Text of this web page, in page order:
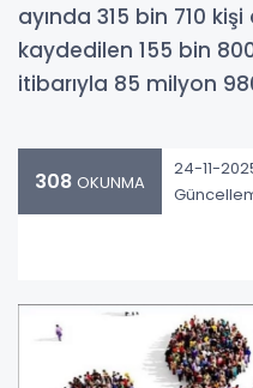
ayında 315 bin 710
kaydedilen 155 bin
itibarıyla 85 milyon
308 OKUNMA
24-11-